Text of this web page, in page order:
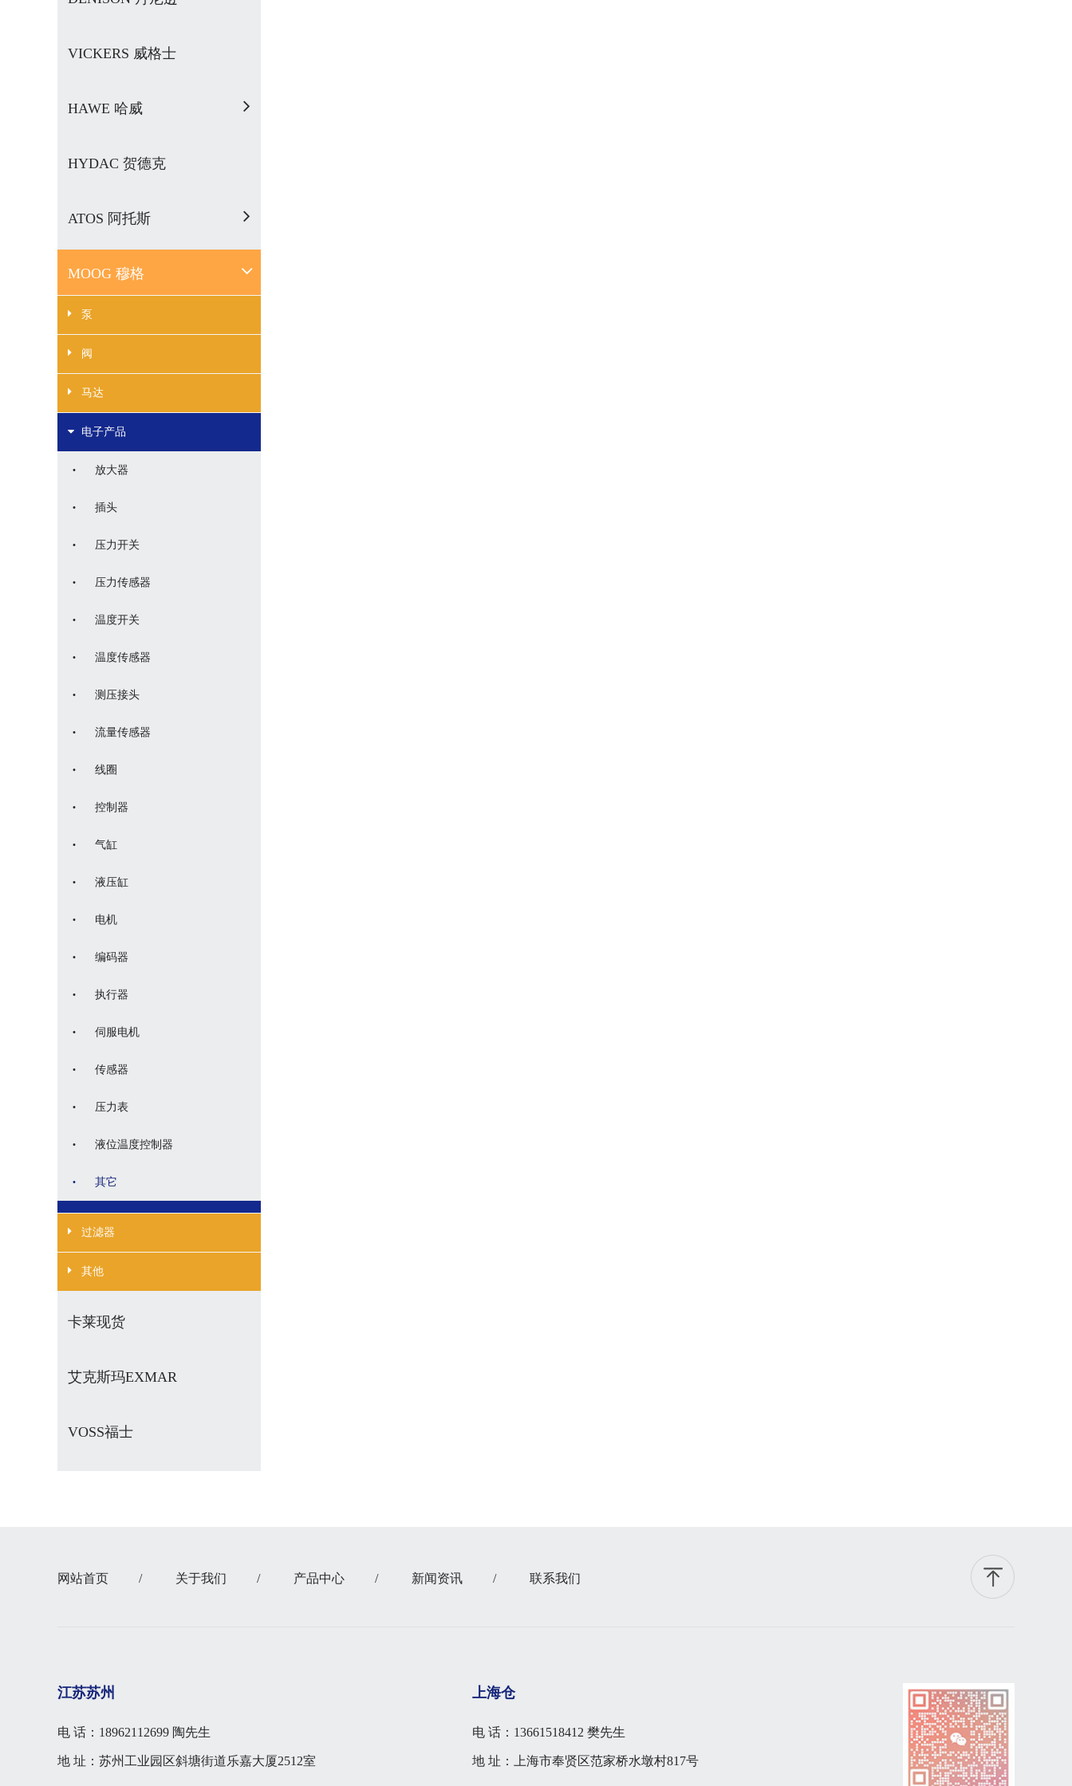
VICKERS 威格士
HAWE 哈威
HYDAC 贺德克
ATOS 阿托斯
MOOG 穆格
泵
阀
马达
电子产品
· 放大器
· 插头
· 压力开关
· 压力传感器
· 温度开关
· 温度传感器
· 测压接头
· 流量传感器
· 线圈
· 控制器
· 气缸
· 液压缸
· 电机
· 编码器
· 执行器
· 伺服电机
· 传感器
· 压力表
· 液位温度控制器
· 其它
过滤器
其他
卡莱现货
艾克斯玛EXMAR
VOSS福士
网站首页 / 关于我们 / 产品中心 / 新闻资讯 / 联系我们
江苏苏州
电 话：18962112699 陶先生
地 址：苏州工业园区斜塘街道乐嘉大厦2512室
上海仓
电 话：13661518412 樊先生
地 址：上海市奉贤区范家桥水墩村817号